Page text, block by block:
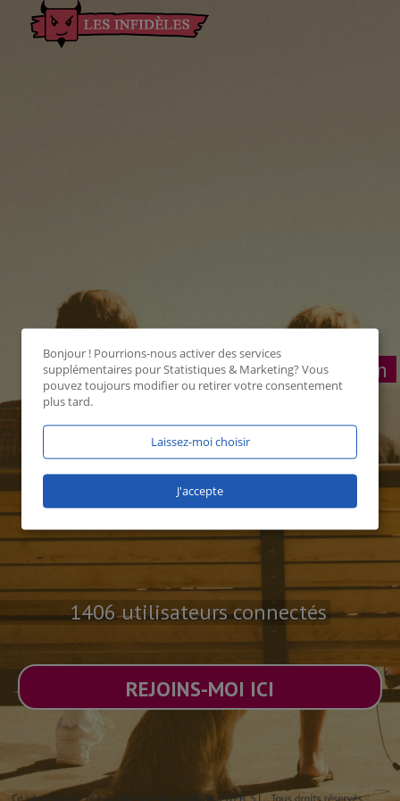
Connexion
1406 utilisateurs connectés
REJOINS-MOI ICI
Bonjour ! Pourrions-nous activer des services
supplémentaires pourStatistiques & Marketing? Vous
pouvez toujours modifier ou retirer votre consentement
plus tard.
Laissez-moi choisir
J'accepte